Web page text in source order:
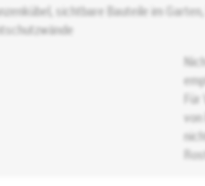
sichtbare Bauteile im
Für